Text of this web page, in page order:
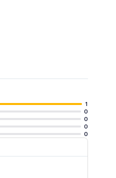
1
0
0
0
0